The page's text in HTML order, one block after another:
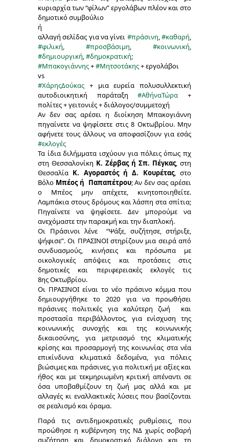
κυριαρχία των “φίλων” εργολάβων πλέον και στο
δημοτικό συμβούλιο
ή
αλλαγή σελίδας για να γίνει #πράσινη,#καθαρή,
#φιλική, #προσβάσιμη, #κοινωνική,
#δημιουργική,#δημοκρατική;
#Μπακογιάννης+#Μητσοτάκης+ εργολάβοι
vs
#ΧάρηςΔούκας + μια ευρεία πολυσυλλεκτική
αυτοδιοικητική παράταξη#ΑθήναΤώρα +
πολίτες + γειτονιές + διάλογος/συμμετοχή
Αν δεν σας αρέσει η διοίκηση Μπακογιάννη
πηγαίνετε να ψηφίσετε στις 8 Οκτωβρίου. Μην
αφήνετε τους άλλους να αποφασίζουν για εσάς
#εκλογές
Τα ίδια διλήμματα ισχύουν για πόλεις όπως πχ
στη Θεσσαλονίκη Κ. Ζέρβας ή Σπ. Πέγκας, στη
Θεσσαλία Κ. Αγοραστός ή Δ. Κουρέτας, στο
Βόλο Μπέος ή Παπαπέτρου; Αν δεν σας αρέσει
ο Μπέος μην απέχετε, κινητοποιηθείτε.
Λαμπάκια στους δρόμους και λάσπη στα σπίτια;
Πηγαίνετε να ψηφίσετε. Δεν μπορούμε να
ανεχόμαστε την παρακμή και την διαπλοκή.
Οι Πράσινοι λένε “Ψάξε, συζήτησε, στήριξε,
ψήφισε”. Οι ΠΡΑΣΙΝΟΙ στηρίζουν μια σειρά από
συνδυασμούς, κινήσεις και πρόσωπα με
οικολογικές απόψεις και προτάσεις στις
δημοτικές και περιφερειακές εκλογές τις
8ης Οκτωβρίου.
Οι ΠΡΑΣΙΝΟΙ είναι το νέο πράσινο κόμμα που
δημιουργήθηκε το 2020 για να προωθήσει
πράσινες πολιτικές για καλύτερη ζωή και
προστασία περιβάλλοντος, για ενίσχυση της
κοινωνικής συνοχής και της κοινωνικής
δικαιοσύνης, για μετριασμό της κλιματικής
κρίσης και προσαρμογή της κοινωνίας στα νέα
επικίνδυνα κλιματικά δεδομένα, για πόλεις
βιώσιμες και πράσινες, για πολιτική με αξίες και
ήθος και με τεκμηριωμένη κριτική απέναντι σε
όσα υποβαθμίζουν τη ζωή μας αλλά και με
αλλαγές κι εναλλακτικές λύσεις που βασίζονται
σε ρεαλισμό και όραμα.
Παρά τις αντιδημοκρατικές ρυθμίσεις, που
προώθησε η κυβέρνηση της ΝΔ χωρίς σοβαρή
συζήτηση και δημοκρατικό διάλογο και τη